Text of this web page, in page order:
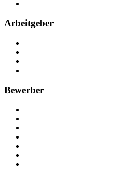
Arbeitgeber
Bewerber